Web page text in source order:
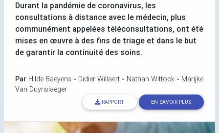
Durant la pandémie de coronavirus, les
consultations à distance avec le médecin, plus
communément appelées téléconsultations, ont été
mises en œuvre à des fins de triage et dans le but
de garantir la continuité des soins.
Par Hilde Baeyens - Didier Willaert - Nathan Wittock - Marijke
Van Duynslaeger
RAPPORT EN SAVOIR PLUS